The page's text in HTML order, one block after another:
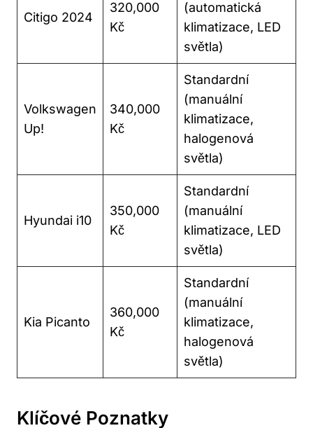
Citigo 2024
320,000
Kč
(automatická
klimatizace, LED
světla)
Volkswagen
Up!
340,000
Kč
Standardní
(manuální
klimatizace,
halogenová
světla)
Hyundai i10
350,000
Kč
Standardní
(manuální
klimatizace, LED
světla)
Kia Picanto
360,000
Kč
Standardní
(manuální
klimatizace,
halogenová
světla)
Klíčové Poznatky